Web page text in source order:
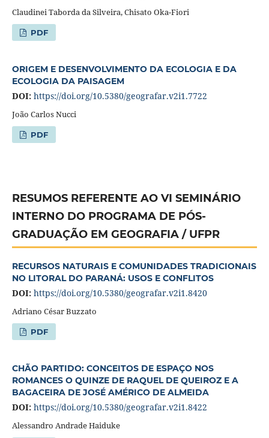
Claudinei Taborda da Silveira, Chisato Oka-Fiori
PDF
ORIGEM E DESENVOLVIMENTO DA ECOLOGIA E DA
ECOLOGIA DA PAISAGEM
DOI: https://doi.org/10.5380/geografar.v2i1.7722
João Carlos Nucci
PDF
RESUMOS REFERENTE AO VI SEMINÁRIO
INTERNO DO PROGRAMA DE PÓS-
GRADUAÇÃO EM GEOGRAFIA / UFPR
RECURSOS NATURAIS E COMUNIDADES TRADICIONAIS
NO LITORAL DO PARANÁ: USOS E CONFLITOS
DOI: https://doi.org/10.5380/geografar.v2i1.8420
Adriano César Buzzato
PDF
CHÃO PARTIDO: CONCEITOS DE ESPAÇO NOS
ROMANCES O QUINZE DE RAQUEL DE QUEIROZ E A
BAGACEIRA DE JOSÉ AMÉRICO DE ALMEIDA
DOI: https://doi.org/10.5380/geografar.v2i1.8422
Alessandro Andrade Haiduke